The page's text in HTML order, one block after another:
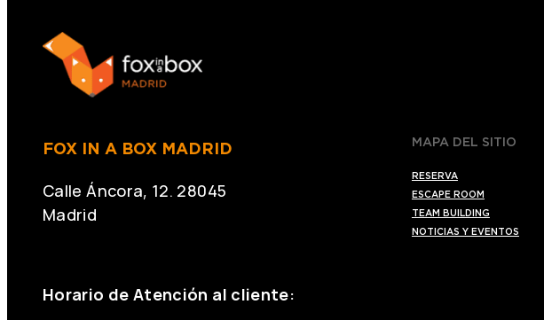
FOX IN A BOX MADRID
Calle Áncora, 12. 28045
Madrid
Horario de Atención al cliente:
MAPA DEL SITIO
RESERVA
ESCAPE ROOM
TEAM BUILDING
NOTICIAS Y EVENTOS